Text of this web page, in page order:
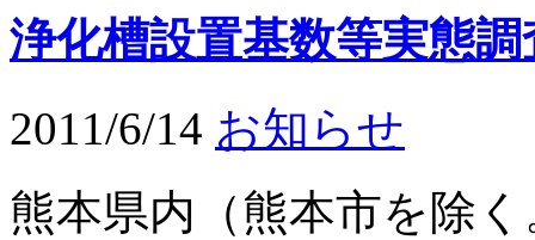
浄化槽設置基数等実態
2011/6/14 お知らせ
熊本県内（熊本市を除